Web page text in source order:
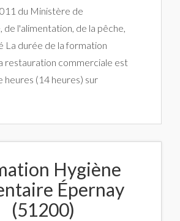
du Ministère de
de l'alimentation, de la pêche,
La durée de la formation
restauration commerciale est
heures (14 heures) sur
Hygiène
Épernay
(51200)